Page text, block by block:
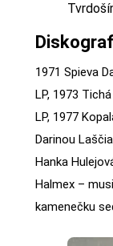
1971 Spieva
LP, 1973
LP, 1977
Darinou
Hanka
Halmex –
kamenečku